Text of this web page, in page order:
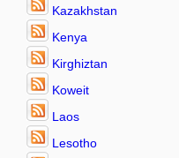
Kazakhstan
Kenya
Kirghiztan
Koweit
Laos
Lesotho